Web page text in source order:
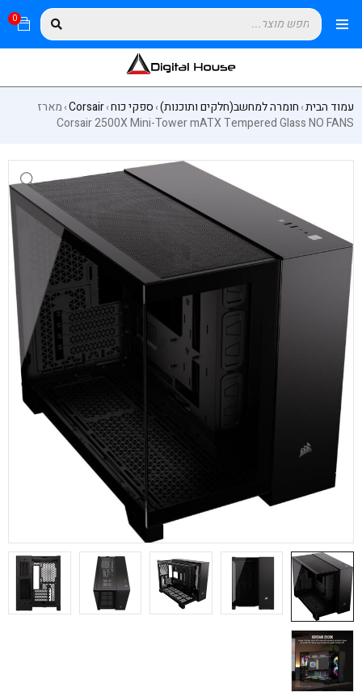
0
עמוד הבית›חומרה למחשב(חלקים ותוכנות)›ספקי כוח›
Corsair
›מארז
Corsair 2500X Mini-Tower mATX Tempered Glass NO FANS